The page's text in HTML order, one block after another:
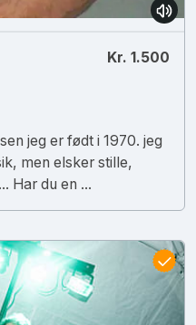
Kr. 1.500
jeg er født i 1970. jeg
men elsker stille,
Har du en ...